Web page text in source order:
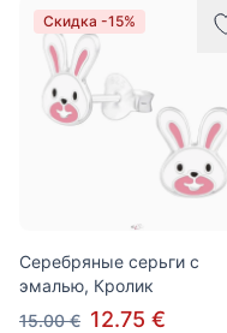
Скидка -15%
Серебряные серьги с
эмалью, Кролик
15.00 € 12.75 €